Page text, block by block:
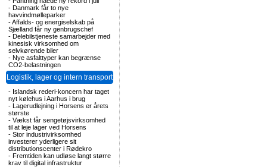
- Danmark får to nye
havvindmølleparker
-Affalds- og energiselskab på
Sjælland får ny genbrugschef
- Delebilstjeneste samarbejder med
kinesisk virksomhed om
selvkørende biler
- Nye asfalttyper kan begrænse
CO2-belastningen
Logistik, lager og intern transport
- Islandsk rederi-koncern har taget
nyt kølehus i Aarhus i brug
- Lagerudlejning i Horsens er årets
største
- Vækst får sengetøjsvirksomhed
til at leje lager ved Horsens
- Stor industrivirksomhed
investerer yderligere sit
distributionscenter i Rødekro
- Fremtiden kan udløse langt større
krav til digital infrastruktur